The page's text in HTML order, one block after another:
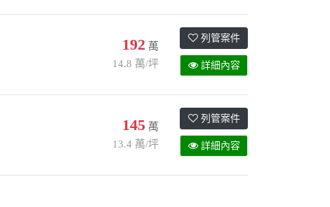
192 萬
14.8 萬/坪
列管案件
詳細內容
145 萬
13.4 萬/坪
列管案件
詳細內容